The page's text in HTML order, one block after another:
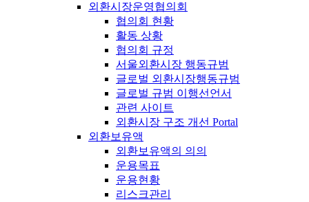
외환시장운영협의회
협의회 현황
활동 상황
협의회 규정
서울외환시장 행동규범
글로벌 외환시장행동규범
글로벌 규범 이행선언서
관련 사이트
외환시장 구조 개선 Portal
외환보유액
외환보유액의 의의
운용목표
운용현황
리스크관리